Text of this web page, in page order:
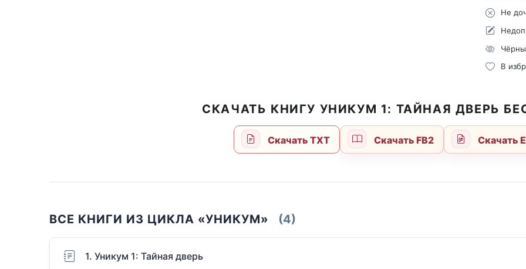
Не
В
СКАЧАТЬ КНИГУ УНИКУМ 1: ТАЙНАЯ ДВЕРЬ
Скачать TXT Скачать FB2 Скачать
ВСЕ КНИГИ ИЗ ЦИКЛА «УНИКУМ» (4)
1. Уникум 1: Тайная дверь